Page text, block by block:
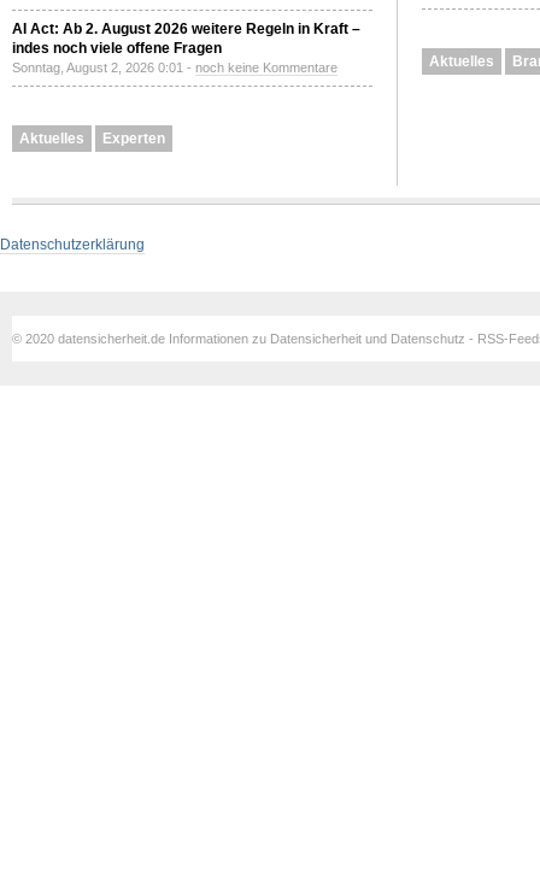
AI Act: Ab 2. August 2026 weitere Regeln in Kraft –
indes noch viele offene Fragen
Sonntag, August 2, 2026 0:01 - noch keine Kommentare
Aktuelles Experten
Aktuelles
Datenschutzerklärung
© 2020 datensicherheit.de Informationen zu Datensicherheit und Datenschutz - RSS-